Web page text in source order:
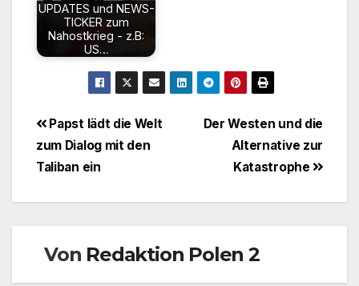
UPDATES und NEWS-
TICKER zum
Nahostkrieg - z.B:
US…
Beitragsnavigation
Der Westen und die
Alternative zur
Katastrophe
Papst lädt die Welt
zum Dialog mit den
Taliban ein
Von Redaktion Polen 2